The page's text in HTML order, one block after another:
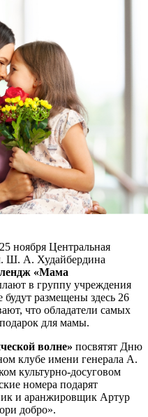
ноября Центральная
Ш. А. Худайбердина
«Мама
в группу учреждения
размещены здесь 26
что обладатели самых
для мамы.
волне» посвятят Дню
клубе имени генерала А.
культурно-досуговом
номера подарят
и аранжировщик Артур
добро».